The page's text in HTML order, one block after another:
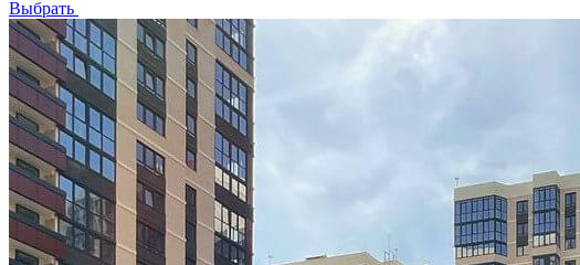
Выбрать